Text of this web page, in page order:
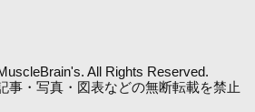
All Rights Reserved.
事・写真・図表などの無断転載を禁止